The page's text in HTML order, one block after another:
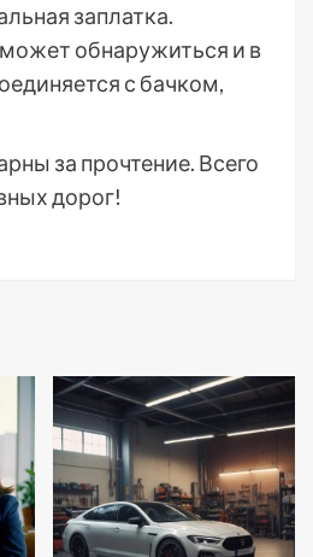
заплатка.
обнаружиться и в
с бачком,
за прочтение. Всего
дорог!